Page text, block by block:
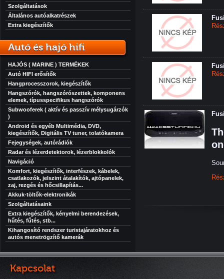
Szolgáltatások
Általános autóalkatrészek
Extra kiegészítők
Autó és hajó hifi
HAJÓS ( MARINE ) TERMÉKEK
Autó HIFI erősítők
Hangprocesszorok, kiegészítők
Hangszórók, hangszórószettek, komponens
elemek, típusspecifikus hangszórók
Subwooferek ( aktív és passzív mélysugárzók
)
Android és egyéb Multimédia, DVD,
kiegészítők, Digitális TV tuner, tolatókamera
Fejegységek, autórádiók
Radar és lézerdetektorok, lézerblokkolók
Navigáció
Komfort, kiegészítők, interfészek, kábelek,
csatlakozók, jelszint átalakítók, ajtópanelek,
zaj, rezgés és hőcsillapítás...
Akkuk-töltők-elektronikák
Szolgáltatásaink
Extra kiegészítők, kényelmi berendezések,
hűtés, fűtés, stb...
Kihangosító rendszer turistajáratokhoz és
autós menetrögzítő kamerák
Kapcsolat